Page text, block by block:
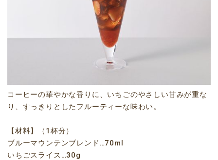
コーヒーの華やかな香りに、いちごのやさしい甘みが重な
り、すっきりとしたフルーティーな味わい。
【材料】（1杯分）
ブルーマウンテンブレンド…70ml
いちごスライス…30g